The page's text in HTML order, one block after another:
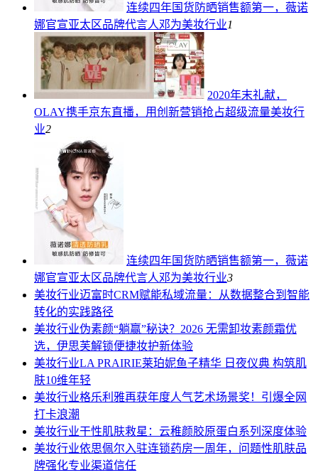
连续四年国货防晒销售额第一，薇诺
娜官宣亚太区品牌代言人邓为美妆行业1
2020年末礼献，
OLAY携手京东直播，用创新营销抢占超级流量美妆行
业2
连续四年国货防晒销售额第一，薇诺
娜官宣亚太区品牌代言人邓为美妆行业3
美妆行业迈富时CRM赋能私域流量：从数据整合到智能
转化的实践路径
美妆行业伪素颜“躺赢”秘诀？2026 无需卸妆素颜霜优
选，伊思芙解锁便捷妆护新体验
美妆行业LA PRAIRIE莱珀妮鱼子精华 日夜仪典 构筑肌
肤10维年轻
美妆行业格乐利雅再获年度人气艺术场景奖！引爆全网
打卡浪潮
美妆行业干性肌肤救星：云稚颜胶原蛋白系列深度体验
美妆行业依思佩尔入驻连锁药房一周年，问题性肌肤品
牌强化专业渠道信任